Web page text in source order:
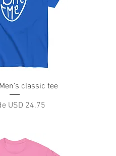
Vista rápidaclassic tee
USD 24.75
de oferta